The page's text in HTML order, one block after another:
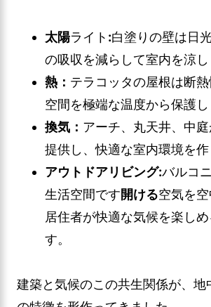
太陽ライト :白塗りの壁は日
の吸収を減らして室内を涼し
熱： テラコッタの屋根は断
空間を極端な温度から保護し
換気： アーチ、丸天井、中
提供し、快適な室内環境を作
アウトドアリビング:バルコ
生活空間です開ける空気を空
居住者が快適な気候を楽し
す。
建築と気候のこの共生関係が、地